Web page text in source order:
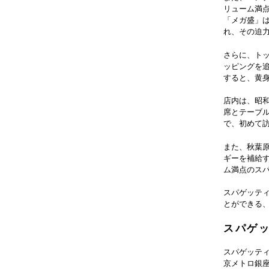
リューム満
「メガ盛」
れ、その迫
さらに、ト
ッピングを
すると、黄
店内は、昭
席とテーブ
で、初めて
また、秋葉
ギーを補給
ム満点のス
スパゲッテ
とができる
スパゲ
スパゲッテ
京メトロ銀